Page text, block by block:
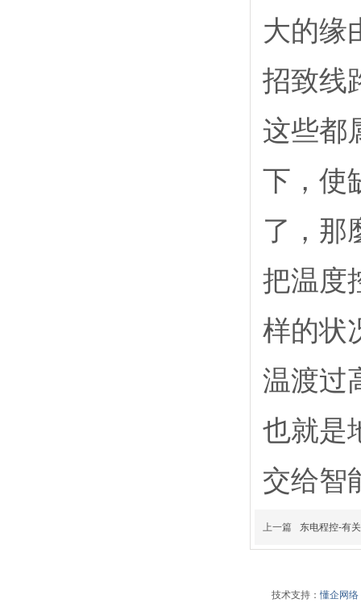
大的缘
招致线
这些都
下，使
了，那
把温度
样的状
温渡过
也就是
交给智
上一篇 东电程控-有
技术支持：懂企网络